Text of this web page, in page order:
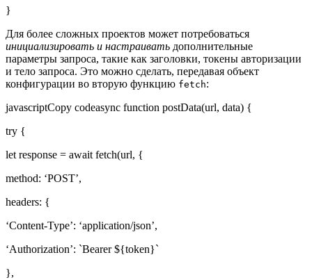
}
Для более сложных проектов может потребоваться
инициализировать и настраивать дополнительные
параметры запроса, такие как заголовки, токены авторизации
и тело запроса. Это можно сделать, передавая объект
конфигурации во вторую функцию fetch:
javascriptCopy codeasync function postData(url, data) {
try {
let response = await fetch(url, {
method: ‘POST’,
headers: {
‘Content-Type’: ‘application/json’,
‘Authorization’: `Bearer ${token}`
},